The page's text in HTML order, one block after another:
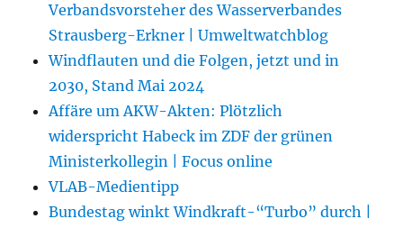
Verbandsvorsteher des Wasserverbandes
Strausberg-Erkner | Umweltwatchblog
Windflauten und die Folgen, jetzt und in
2030, Stand Mai 2024
Affäre um AKW-Akten: Plötzlich
widerspricht Habeck im ZDF der grünen
Ministerkollegin | Focus online
VLAB-Medientipp
Bundestag winkt Windkraft-“Turbo” durch |